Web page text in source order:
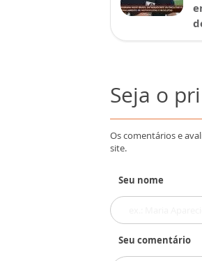
Seja o
Os comentários e
site.
Seu nome
Seu comentário